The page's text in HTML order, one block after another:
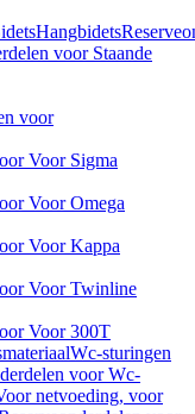
Hangbidets
voor Staande
voor
Voor Sigma
Voor Omega
Voor Kappa
Voor Twinline
Voor 300T
Wc-sturingen
voor Wc-
netvoeding, voor